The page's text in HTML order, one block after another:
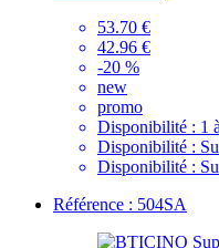
53.70 €
42.96 €
-20 %
new
promo
Disponibilité : 1
Disponibilité :
Disponibilité :
Référence : 504SA